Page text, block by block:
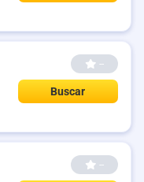
--
Buscar
--